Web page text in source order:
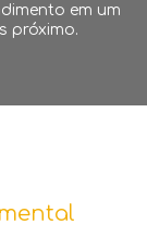
em um
próximo.